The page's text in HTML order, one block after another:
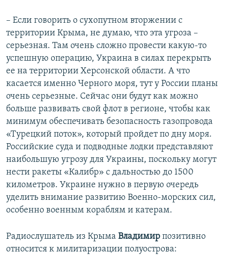
– Если говорить о сухопутном вторжении с
территории Крыма, не думаю, что эта угроза –
серьезная. Там очень сложно провести какую-то
успешную операцию, Украина в силах перекрыть
ее на территории Херсонской области. А что
касается именно Черного моря, тут у России планы
очень серьезные. Сейчас они будут как можно
больше развивать свой флот в регионе, чтобы как
минимум обеспечивать безопасность газопровода
«Турецкий поток», который пройдет по дну моря.
Российские суда и подводные лодки представляют
наибольшую угрозу для Украины, поскольку могут
нести ракеты «Калибр» с дальностью до 1500
километров. Украине нужно в первую очередь
уделить внимание развитию Военно-морских сил,
особенно военным кораблям и катерам.
Радиослушатель из Крыма Владимир позитивно
относится к милитаризации полуострова: